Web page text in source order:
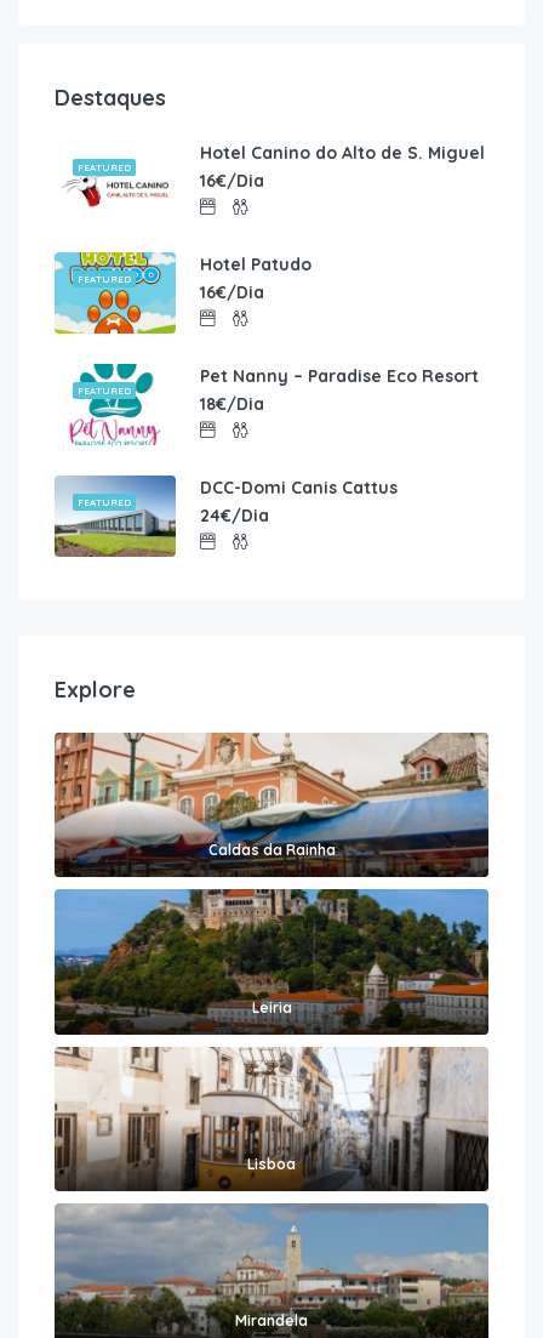
Destaques
FEATURED
Hotel Canino do Alto de S. Miguel
16€/Dia
FEATURED
Hotel Patudo
16€/Dia
FEATURED
Pet Nanny – Paradise Eco Resort
18€/Dia
FEATURED
DCC-Domi Canis Cattus
24€/Dia
Explore
Caldas da Rainha
Leiria
Lisboa
Mirandela